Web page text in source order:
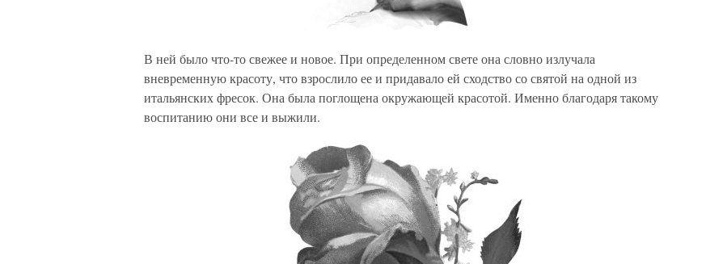
В ней было что-то свежее и новое. При определенном свете она словно излучала
вневременную красоту, что взрослило ее и придавало ей сходство со святой на одной из
итальянских фресок. Она была поглощена окружающей красотой. Именно благодаря такому
воспитанию они все и выжили.